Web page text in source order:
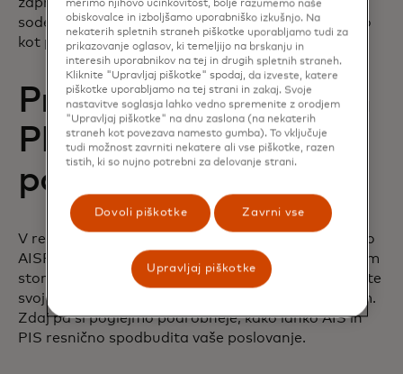
sodelujejo z drugim podjetjem, ki je že pooblaščeno
kot ponudnik storitev odreditve plačil.
Prednosti AISP-jev in
PISP-jev za vaše
podjetje
V redu, zdaj ste popolnoma seznanjeni s tem, kaj so
AISP-ji in PISP-ji, kako so povezani z zagotavljanjem
storitev odprtega financiranja in kako lahko začnete
svojo pot do ponudbe teh storitev svojim strankam.
Zdaj pa si poglejmo podrobneje, kako lahko AIS in
PIS resnično spodbudita vaše poslovanje.
merimo njihovo učinkovitost, bolje razumemo naše
obiskovalce in izboljšamo uporabniško izkušnjo. Na
nekaterih spletnih straneh piškotke uporabljamo tudi za
prikazovanje oglasov, ki temeljijo na brskanju in
interesih uporabnikov na tej in drugih spletnih straneh.
Kliknite "Upravljaj piškotke" spodaj, da izveste, katere
piškotke uporabljamo na tej strani in zakaj. Svoje
nastavitve soglasja lahko vedno spremenite z orodjem
"Upravljaj piškotke" na dnu zaslona (na nekaterih
straneh kot povezava namesto gumba). To vključuje
tudi možnost zavrniti nekatere ali vse piškotke, razen
tistih, ki so nujno potrebni za delovanje strani.
Dovoli piškotke Zavrni vse
Upravljaj piškotke